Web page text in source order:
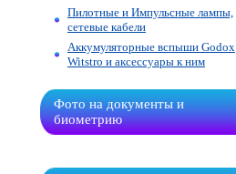
Пилотные и Импульсные лампы,
сетевые кабели
Аккумуляторные вспыши Godox
Witstro и аксессуары к ним
Фото на документы и
биометрию